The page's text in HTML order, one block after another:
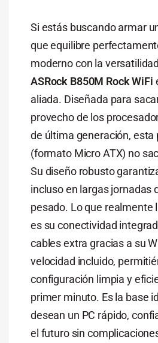
Si estás buscando armar
que equilibre
moderno con la
ASRock B850M Rock WiFi
aliada. Diseñada para
provecho de los
de última generación, esta
(formato Micro ATX) no
Su diseño robusto
incluso en largas jornadas
pesado. Lo que realmente
es su conectividad
cables extra gracias a su
velocidad incluido,
configuración limpia y
primer minuto. Es la base
desean un PC rápido,
el futuro sin